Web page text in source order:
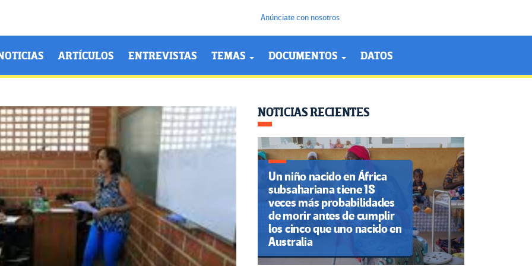
Anúnciate con nosotros
ARTÍCULOS ENTREVISTAS TEMAS DOCUMENTOS DATOS
NOTICIAS RECIENTES
Un niño nacido en África
subsahariana tiene 18
veces más probabilidades
de morir antes de cumplir
los cinco que uno nacido en
Australia